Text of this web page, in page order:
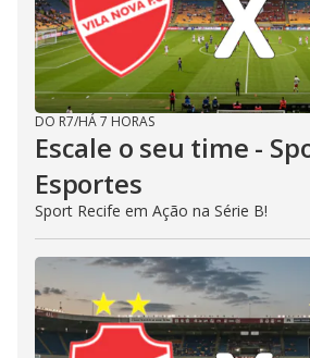
DO R7/HÁ 7 HORAS
Escale o seu time -
Esportes
Sport Recife em Ação na Série B!